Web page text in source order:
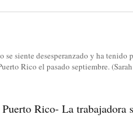
se siente desesperanzado y ha
Rico el pasado septiembre.
Rico- La trabajadora